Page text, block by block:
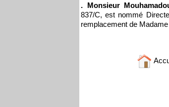
. Monsieur
837/C, est nommé
remplacement de